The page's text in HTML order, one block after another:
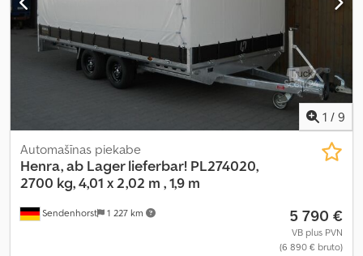
1 / 9
Sendenhorst 1 227 km
Automašīnas piekabe
Henra, ab Lager lieferbar! PL274020,
2700 kg, 4,01 x 2,02 m , 1,9 m
5 790 €
VB plus PVN
(6 890 € bruto)